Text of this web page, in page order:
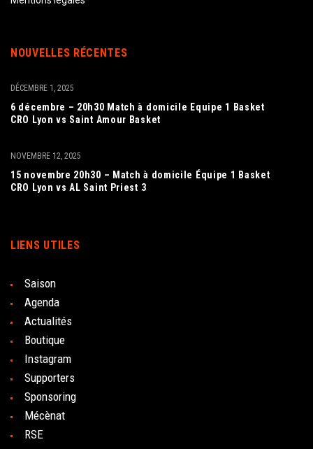
NOUVELLES RÉCENTES
6 décembre – 20h30 Match à domicile Equipe 1 Basket
CRO Lyon vs Saint Amour Basket
DÉCEMBRE 1, 2025
15 novembre 20h30 – Match à domicile Équipe 1 Basket
CRO Lyon vs AL Saint Priest 3
NOVEMBRE 12, 2025
LIENS UTILES
Saison
Agenda
Actualités
Boutique
Instagram
Supporters
Sponsoring
Mécènat
RSE